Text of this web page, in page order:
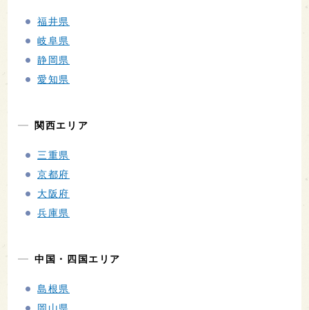
福井県
岐阜県
静岡県
愛知県
関西エリア
三重県
京都府
大阪府
兵庫県
中国・四国エリア
島根県
岡山県